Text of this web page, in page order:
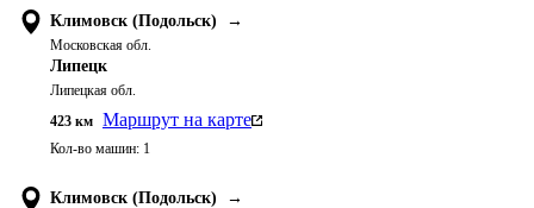
Климовск (Подольск) →
Московская обл.
Липецк
Липецкая обл.
423 км Маршрут на карте
Кол-во машин: 1
Климовск (Подольск) →